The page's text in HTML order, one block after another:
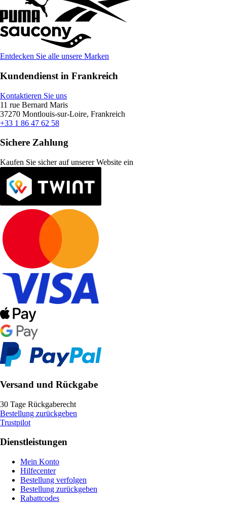
Entdecken Sie alle unsere Marken
Kundendienst in Frankreich
Kontaktieren Sie uns
11 rue Bernard Maris
37270 Montlouis-sur-Loire, Frankreich
+33 1 86 47 62 58
Sichere Zahlung
Kaufen Sie sicher auf unserer Website ein
Versand und Rückgabe
30 Tage Rückgaberecht
Bestellung zurückgeben
Trustpilot
Dienstleistungen
Mein Konto
Hilfecenter
Bestellung verfolgen
Bestellung zurückgeben
Rabattcodes